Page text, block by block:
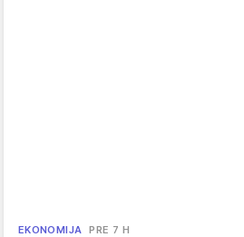
EKONOMIJA PRE 7 H